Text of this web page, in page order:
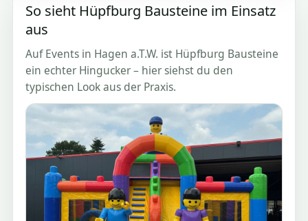
So sieht Hüpfburg Bausteine im Einsatz
aus
Auf Events in Hagen a.T.W. ist Hüpfburg Bausteine
ein echter Hingucker – hier siehst du den
typischen Look aus der Praxis.